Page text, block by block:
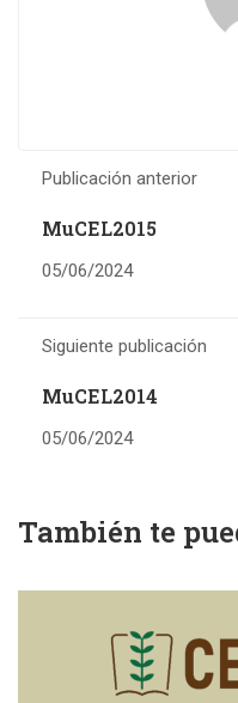
Publicación anterior
MuCEL2015
05/06/2024
Siguiente publicación
MuCEL2014
05/06/2024
También te